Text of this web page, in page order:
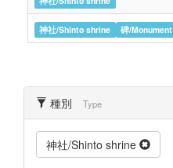
神社/Shinto shrine 碑/Monument
種別 Type
神社/Shinto shrine